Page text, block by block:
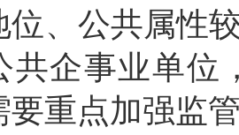
位、公共属性
共企事业单位
要重点加强监